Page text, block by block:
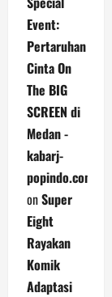
Event:
Pertaruhan
Cinta On
The BIG
SCREEN di
Medan -
kabarj-
popindo.com
onSuper
Eight
Rayakan
Komik
Adaptasi